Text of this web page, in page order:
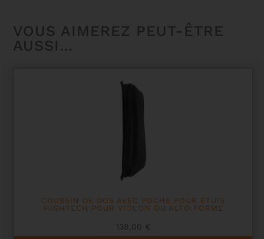
VOUS AIMEREZ PEUT-ÊTRE
AUSSI…
COUSSIN DE DOS AVEC POCHE POUR ÉTUIS
HIGHTECH POUR VIOLON OU ALTO FORME
138,00 €